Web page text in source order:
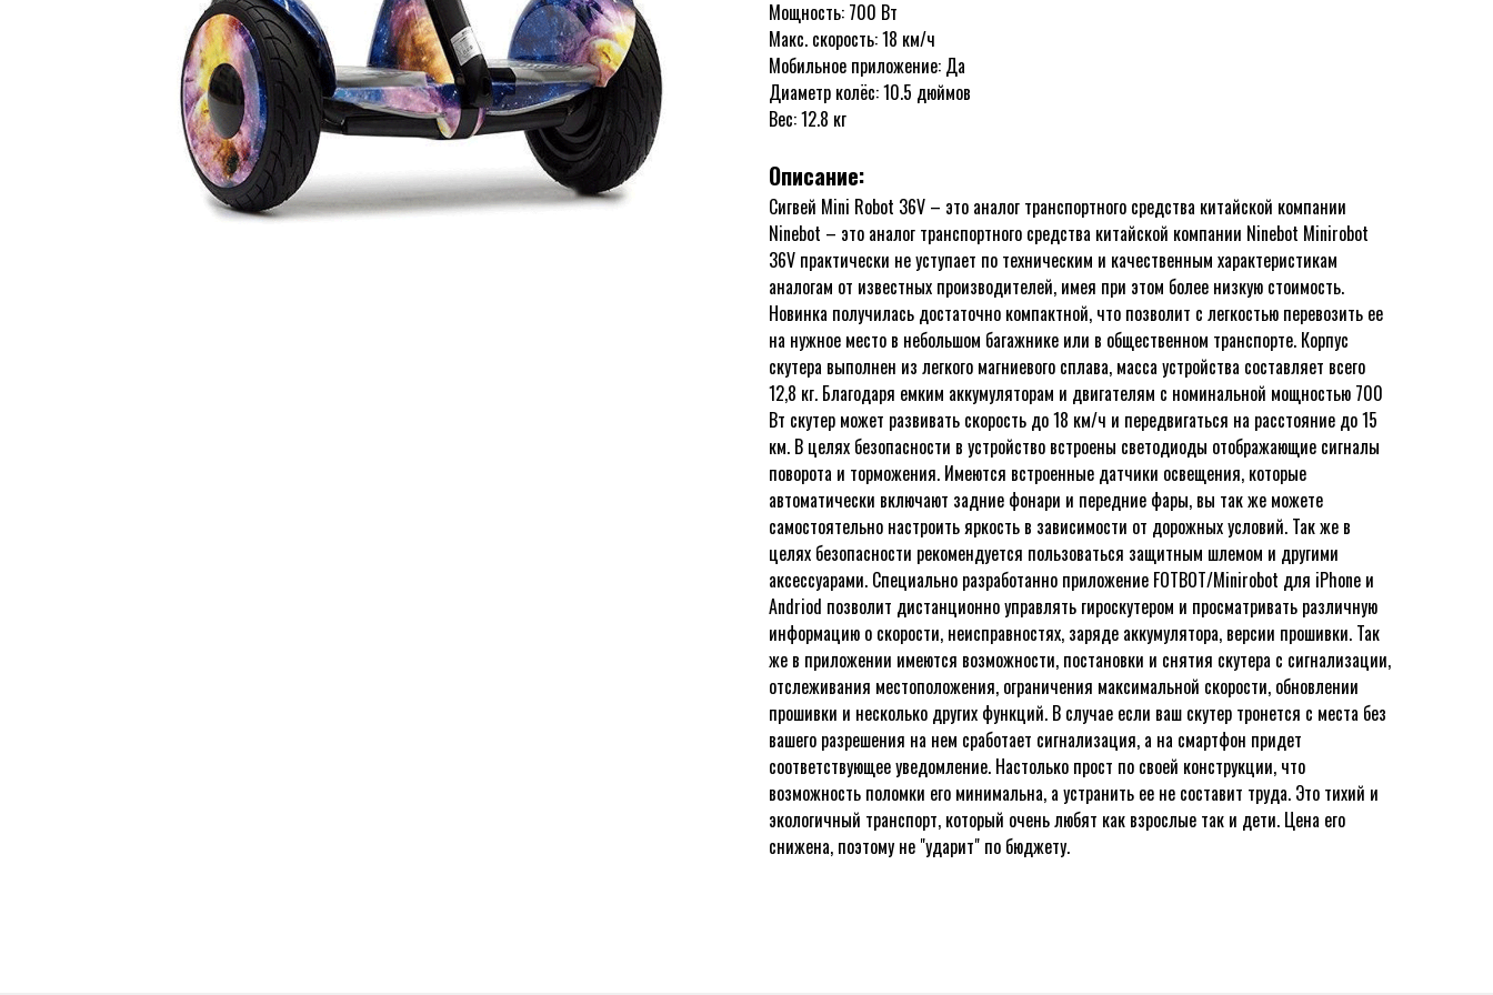
Мощность: 700 Вт
Макс. скорость: 18 км/ч
Мобильное приложение: Да
Диаметр колёс: 10.5 дюймов
Вес: 12.8 кг
Описание:
Сигвей Mini Robot 36V – это аналог транспортного средства китайской компании
Ninebot – это аналог транспортного средства китайской компании Ninebot Minirobot
36V практически не уступает по техническим и качественным характеристикам
аналогам от известных производителей, имея при этом более низкую стоимость.
Новинка получилась достаточно компактной, что позволит с легкостью перевозить ее
на нужное место в небольшом багажнике или в общественном транспорте. Корпус
скутера выполнен из легкого магниевого сплава, масса устройства составляет всего
12,8 кг. Благодаря емким аккумуляторам и двигателям с номинальной мощностью 700
Вт скутер может развивать скорость до 18 км/ч и передвигаться на расстояние до 15
км. В целях безопасности в устройство встроены светодиоды отображающие сигналы
поворота и торможения. Имеются встроенные датчики освещения, которые
автоматически включают задние фонари и передние фары, вы так же можете
самостоятельно настроить яркость в зависимости от дорожных условий. Так же в
целях безопасности рекомендуется пользоваться защитным шлемом и другими
аксессуарами. Специально разработанно приложение FOTBOT/Minirobot для iPhone и
Andriod позволит дистанционно управлять гироскутером и просматривать различную
информацию о скорости, неисправностях, заряде аккумулятора, версии прошивки. Так
же в приложении имеются возможности, постановки и снятия скутера с сигнализации,
отслеживания местоположения, ограничения максимальной скорости, обновлении
прошивки и несколько других функций. В случае если ваш скутер тронется с места без
вашего разрешения на нем сработает сигнализация, а на смартфон придет
соответствующее уведомление. Настолько прост по своей конструкции, что
возможность поломки его минимальна, а устранить ее не составит труда. Это тихий и
экологичный транспорт, который очень любят как взрослые так и дети. Цена его
снижена, поэтому не "ударит" по бюджету.